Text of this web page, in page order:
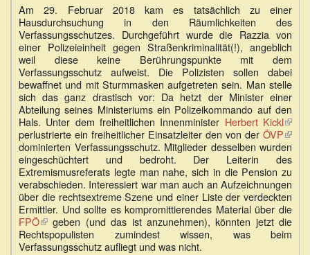
Am 29. Februar 2018 kam es tatsächlich zu einer
Hausdurchsuchung in den Räumlichkeiten des
Verfassungsschutzes. Durchgeführt wurde die Razzia von
einer Polizeieinheit gegen Straßenkriminalität(!), angeblich
weil diese keine Berührungspunkte mit dem
Verfassungsschutz aufweist. Die Polizisten sollen dabei
bewaffnet und mit Sturmmasken aufgetreten sein. Man stelle
sich das ganz drastisch vor: Da hetzt der Minister einer
Abteilung seines Ministeriums ein Polizeikommando auf den
Hals. Unter dem freiheitlichen Innenminister Herbert Kickl(Link
ist
perlustrierte ein freiheitlicher Einsatzleiter den von der ÖVP(Link
ist
dominierten Verfassungsschutz. Mitglieder desselben wurden
eingeschüchtert und bedroht. Der Leiterin des
Extremismusreferats legte man nahe, sich in die Pension zu
verabschieden. Interessiert war man auch an Aufzeichnungen
über die rechtsextreme Szene und einer Liste der verdeckten
Ermittler. Und sollte es kompromittierendes Material über die
FPÖ(Link
ist
extern)
geben (und das ist anzunehmen), könnten jetzt die
Rechtspopulisten zumindest wissen, was beim
Verfassungsschutz aufliegt und was nicht.